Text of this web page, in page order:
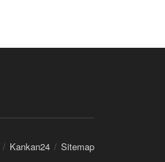
Kankan24 Sitemap